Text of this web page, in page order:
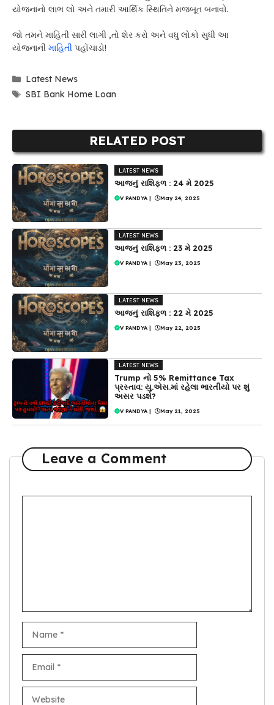
યોજનાનો લાભ લો અને તમારી આર્થિક સ્થિતિને મજબૂત બનાવો.
જો તમને માહિતી સારી લાગી ,તો શેર કરો અને વધુ લોકો સુધી આ
યોજનાની માહિતી પહોંચાડો!
Categories
Latest News
Tags
SBI Bank Home Loan
RELATED POST
LATEST NEWS
આજનું રાશિફળ : 24 મે 2025
V PANDYA May 24, 2025
LATEST NEWS
આજનું રાશિફળ : 23 મે 2025
V PANDYA May 23, 2025
LATEST NEWS
આજનું રાશિફળ : 22 મે 2025
V PANDYA May 22, 2025
LATEST NEWS
Trump નો 5% Remittance Tax
પ્રસ્તાવ: યુ.એસ.માં રહેલા ભારતીયો પર શું
અસર પડશે?
V PANDYA | May 21, 2025
Leave a Comment